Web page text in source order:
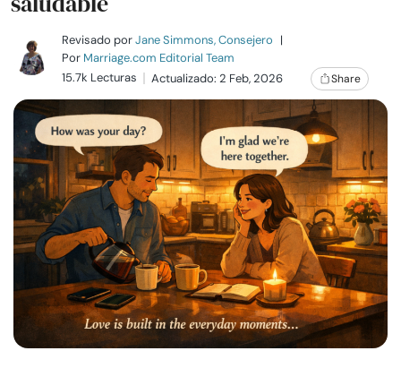
Relaciones
Familia
Ayuda
Cursos
Recursos
Comunidad
Revisado porJane Simmons, Consejero |
Por Marriage.com Editorial Team
15.7k Lecturas
Actualizado: 2 Feb, 2026 Share